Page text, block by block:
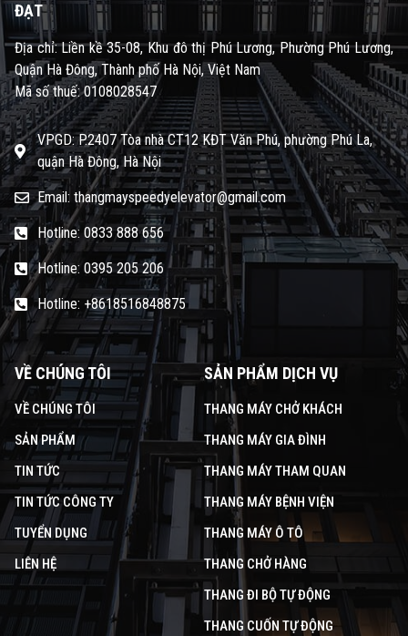
ĐẠT
Địa chỉ: Liền kề 35-08, Khu đô thị Phú Lương, Phường Phú Lương,
Quận Hà Đông, Thành phố Hà Nội, Việt Nam
Mã số thuế: 0108028547
VPGD: P.2407 Tòa nhà CT12 KĐT Văn Phú, phường Phú La,
quận Hà Đông, Hà Nội
Email: thangmayspeedyelevator@gmail.com
Hotline: 0833 888 656
Hotline: 0395 205 206
Hotline: +8618516848875
VỀ CHÚNG TÔI
VỀ CHÚNG TÔI
SẢN PHẨM
TIN TỨC
TIN TỨC CÔNG TY
TUYỂN DỤNG
LIÊN HỆ
SẢN PHẨM DỊCH VỤ
THANG MÁY CHỞ KHÁCH
THANG MÁY GIA ĐÌNH
THANG MÁY THAM QUAN
THANG MÁY BỆNH VIỆN
THANG MÁY Ô TÔ
THANG CHỞ HÀNG
THANG ĐI BỘ TỰ ĐỘNG
THANG CUỐN TỰ ĐỘNG